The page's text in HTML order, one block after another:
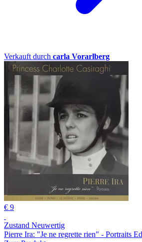
Verkauft durch carla Vorarlberg
€ 9
Zustand Neuwertig
Pierre Ira: "Je ne regrette rien" - Portraits